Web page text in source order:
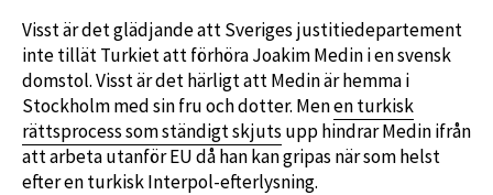
Visst är det glädjande att Sveriges justitiedepartement
inte tillät Turkiet att förhöra Joakim Medin i en svensk
domstol. Visst är det härligt att Medin är hemma i
Stockholm med sin fru och dotter. Menen turkisk
rättsprocess som ständigt skjutsupp hindrar Medin ifrån
att arbeta utanför EU då han kan gripas när som helst
efter en turkisk Interpol-efterlysning.